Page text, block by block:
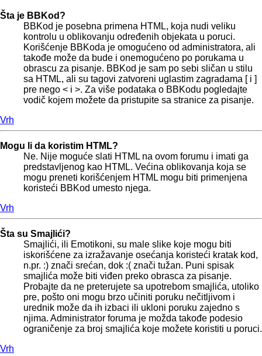
Šta je BBKod?
BBKod je posebna primena HTML, koja nudi veliku
kontrolu u oblikovanju određenih objekata u poruci.
Korišćenje BBKoda je omogućeno od administratora, ali
takođe može da bude i onemogućeno po porukama u
obrascu za pisanje. BBKod je sam po sebi sličan u stilu
sa HTML, ali su tagovi zatvoreni uglastim zagradama [ i ]
pre nego < i >. Za više podataka o BBKodu pogledajte
vodič kojem možete da pristupite sa stranice za pisanje.
Vrh
Mogu li da koristim HTML?
Ne. Nije moguće slati HTML na ovom forumu i imati ga
predstavljenog kao HTML. Većina oblikovanja koja se
mogu preneti korišćenjem HTML mogu biti primenjena
koristeći BBKod umesto njega.
Vrh
Šta su Smajlići?
Smajlići, ili Emotikoni, su male slike koje mogu biti
iskorišćene za izražavanje osećanja koristeći kratak kod,
n.pr. :) znači srećan, dok :( znači tužan. Puni spisak
smajlića može biti viđen preko obrasca za pisanje.
Probajte da ne preterujete sa upotrebom smajlića, utoliko
pre, pošto oni mogu brzo učiniti poruku nečitljivom i
urednik može da ih izbaci ili ukloni poruku zajedno s
njima. Administrator foruma je možda takođe podesio
ograničenje za broj smajlića koje možete koristiti u poruci.
Vrh